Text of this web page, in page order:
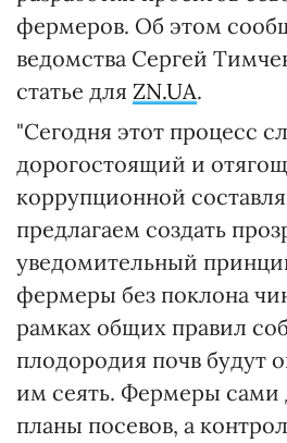
фермеров. Об этом
ведомства Сергей
статье для ZN.UA.
"Сегодня этот процесс
дорогостоящий и
коррупционной
предлагаем создать
уведомительный
фермеры без поклона
рамках общих правил
плодородия почв будут
им сеять. Фермеры сами
планы посевов, а